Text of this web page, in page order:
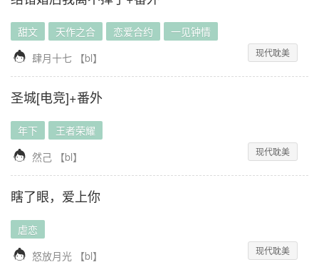
甜文 天作之合 恋爱合约 一见钟情
 肆月十七 【bl】 现代耽美
圣城[电竞]+番外
年下 王者荣耀
 然己 【bl】 现代耽美
瞎了眼，爱上你
虐恋
 怒放月光 【bl】 现代耽美